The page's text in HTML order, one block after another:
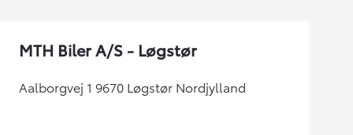
MTH Biler A/S - Løgstør
Aalborgvej 1 9670 Løgstør Nordjylland